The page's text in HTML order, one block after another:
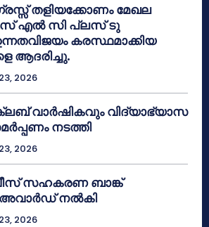
തളിയക്കോണം മേഖല
എൽ സി പ്ലസ് ടു
കരസ്ഥമാക്കിയ
ആദരിച്ചു.
2026
വാർഷികവും വിദ്യാഭ്യാസ
നടത്തി
2026
സഹകരണ ബാങ്ക്
അവാർഡ് നൽകി
2026